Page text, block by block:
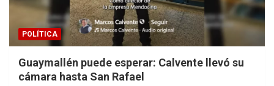
POLÍTICA
Guaymallén puede esperar: Calvente llevó su
cámara hasta San Rafael